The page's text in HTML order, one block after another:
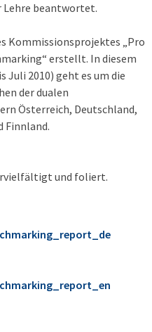
Lehre beantwortet.
Kommissionsprojektes „Pro
erstellt. In diesem
Juli 2010) geht es um die
der dualen
Österreich, Deutschland,
Finnland.
und foliert.